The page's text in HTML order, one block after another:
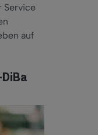
Service
auf